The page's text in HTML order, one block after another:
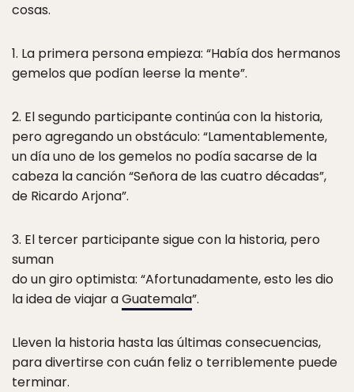
cosas.
1. La primera persona empieza: “Había dos hermanos
gemelos que podían leerse la mente”.
2. El segundo participante continúa con la historia,
pero agregando un obstáculo: “Lamentablemente,
un día uno de los gemelos no podía sacarse de la
cabeza la canción “Señora de las cuatro décadas”,
de Ricardo Arjona”.
3. El tercer participante sigue con la historia, pero
suman
do un giro optimista: “Afortunadamente, esto les dio
la idea de viajar aGuatemala”.
Lleven la historia hasta las últimas consecuencias,
para divertirse con cuán feliz o terriblemente puede
terminar.